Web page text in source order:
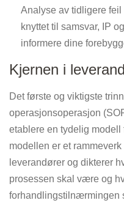
Analyse av tidligere
knyttet til samsvar, IP
informere dine
Kjernen i
Det første og viktigste
operasjonsoperasjon
etablere en tydelig
modellen er et
leverandører og dikterer
prosessen skal være og
forhandlingstilnærmingen